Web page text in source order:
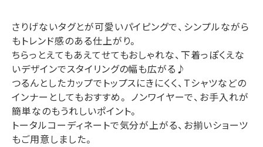
さりげないタグとが可愛いパイピングで、シンプルながら
もトレンド感のある仕上がり。
ちらっとえてもあえてせてもおしゃれな、下着っぽくえな
いデザインでスタイリングの幅も広がる♪
つるんとしたカップでトップスにきにくく、 Tシャツなどの
インナーとしてもおすすめ。 ノンワイヤーで、お手入れが
簡単なのもうれしいポイント。
トータルコーディネートで気分が上がる、お揃いショーツ
もご用意しました。